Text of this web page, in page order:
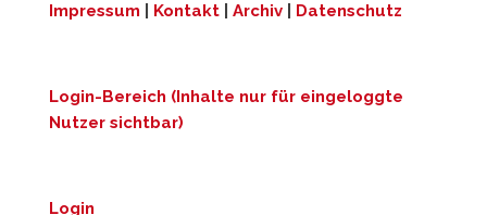
Impressum Kontakt Archiv Datenschutz
Login-Bereich (Inhalte nur für eingeloggte
Nutzer sichtbar)
Login